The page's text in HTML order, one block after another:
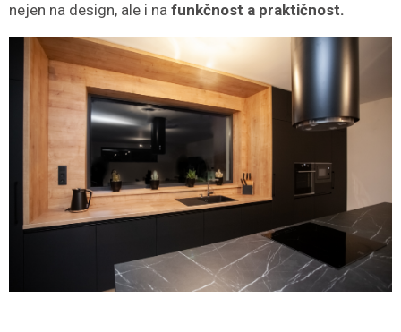
nejen na design, ale i na funkčnost a praktičnost.